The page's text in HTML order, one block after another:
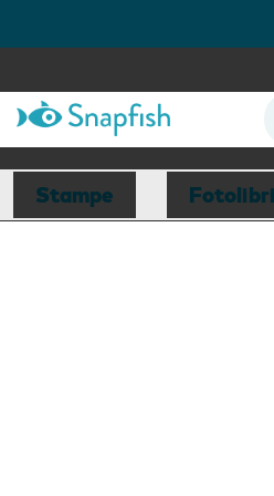
Stampe Fotolibri